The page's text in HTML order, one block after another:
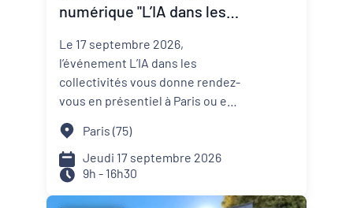
Distanciel
Organisateur
PQN-A
Externe
numérique "L’IA dans les
agents et les citoyens "
Le 17 septembre 2026,
l’événement L’IA dans les
collectivités vous donne rendez-
vous en présentiel à Paris ou en
consacrée aux grands enjeux de
la transition numérique des
territoires.
Paris (75)
Jeudi 17 septembre 2026
9h - 16h30